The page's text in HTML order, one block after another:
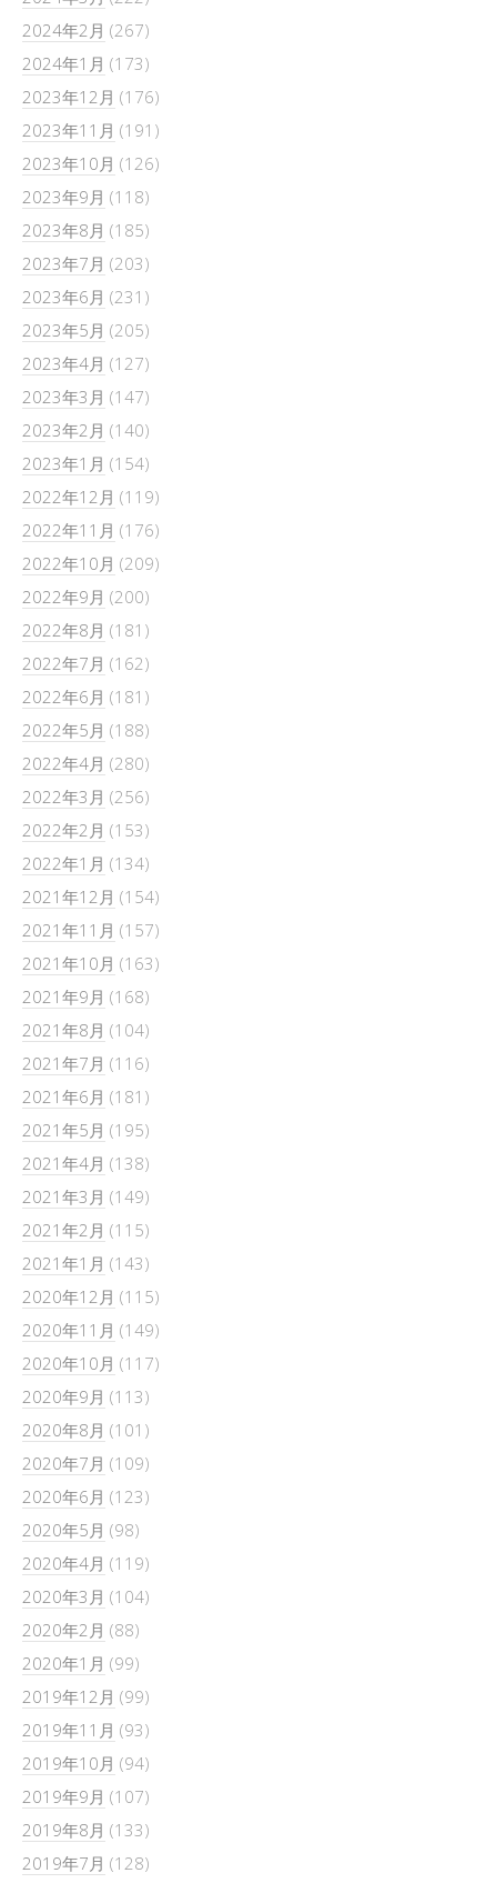
2024年2月 (267)
2024年1月 (173)
2023年12月 (176)
2023年11月 (191)
2023年10月 (126)
2023年9月 (118)
2023年8月 (185)
2023年7月 (203)
2023年6月 (231)
2023年5月 (205)
2023年4月 (127)
2023年3月 (147)
2023年2月 (140)
2023年1月 (154)
2022年12月 (119)
2022年11月 (176)
2022年10月 (209)
2022年9月 (200)
2022年8月 (181)
2022年7月 (162)
2022年6月 (181)
2022年5月 (188)
2022年4月 (280)
2022年3月 (256)
2022年2月 (153)
2022年1月 (134)
2021年12月 (154)
2021年11月 (157)
2021年10月 (163)
2021年9月 (168)
2021年8月 (104)
2021年7月 (116)
2021年6月 (181)
2021年5月 (195)
2021年4月 (138)
2021年3月 (149)
2021年2月 (115)
2021年1月 (143)
2020年12月 (115)
2020年11月 (149)
2020年10月 (117)
2020年9月 (113)
2020年8月 (101)
2020年7月 (109)
2020年6月 (123)
2020年5月 (98)
2020年4月 (119)
2020年3月 (104)
2020年2月 (88)
2020年1月 (99)
2019年12月 (99)
2019年11月 (93)
2019年10月 (94)
2019年9月 (107)
2019年8月 (133)
2019年7月 (128)